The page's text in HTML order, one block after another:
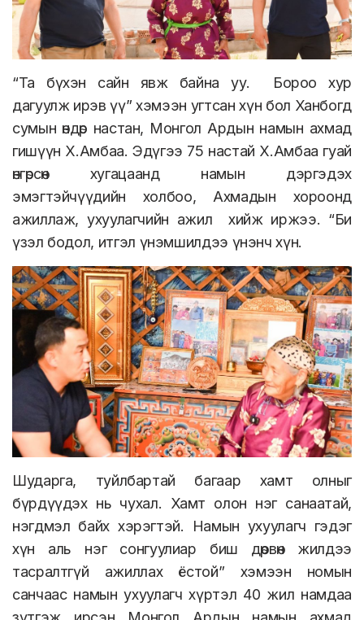
“Та бүхэн сайн явж байна уу.
Бороо хур
дагуулж ирэв үү” хэмээн угтсан хүн бол Ханбогд
сумын өндөр настан, Монгол Ардын намын ахмад
гишүүн Х.Амбаа. Эдүгээ 75 настай Х.Амбаа гуай
өнгөрсөн хугацаанд намын дэргэдэх
эмэгтэйчүүдийн холбоо, Ахмадын хороонд
ажиллаж, ухуулагчийн ажил
хийж иржээ. “Би
үзэл бодол, итгэл үнэмшилдээ үнэнч хүн.
Шударга, туйлбартай багаар хамт олныг
бүрдүүдэх нь чухал. Хамт олон нэг санаатай,
нэгдмэл байх хэрэгтэй.
Намын ухуулагч гэдэг
хүн аль нэг сонгуулиар биш дөрвөн жилдээ
тасралтгүй ажиллах ёстой” хэмээн номын
санчаас намын ухуулагч хүртэл 40 жил намдаа